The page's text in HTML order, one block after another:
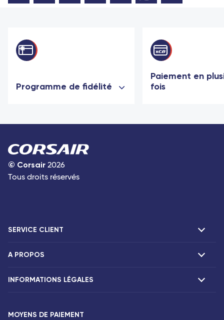
Programme de fidélité
Paiement en
fois
© Corsair 2026
Tous droits réservés
SERVICE CLIENT
F.A.Q et contacts
A PROPOS
Présentation
Communiqués de presse
INFORMATIONS LÉGALES
MOYENS DE PAIEMENT